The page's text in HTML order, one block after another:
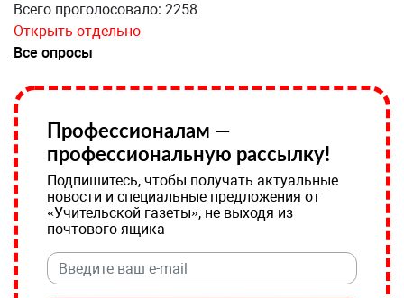
Всего проголосовало: 2258
Открыть отдельно
Все опросы
Профессионалам —
профессиональную рассылку!
Подпишитесь, чтобы получать актуальные
новости и специальные предложения от
«Учительской газеты», не выходя из
почтового ящика